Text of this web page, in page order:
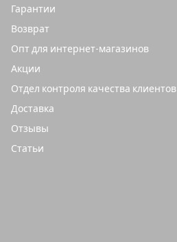
Гарантии
Возврат
Опт для интернет-магазинов
Акции
Отдел контроля качества клиентов
Доставка
Отзывы
Статьи